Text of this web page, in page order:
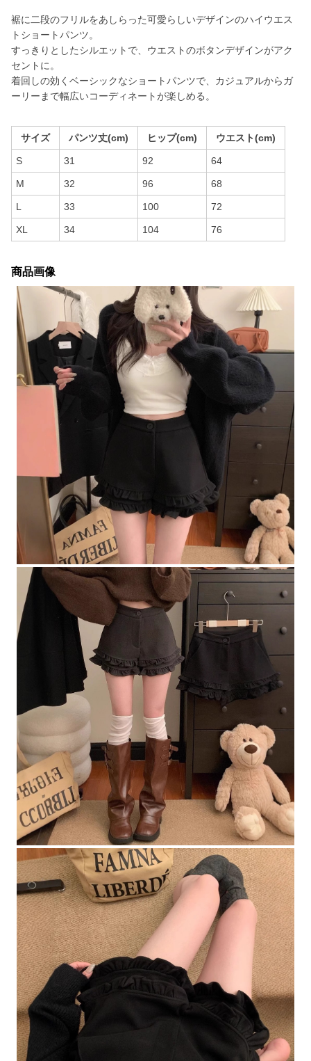
裾に二段のフリルをあしらった可愛らしいデザインのハイウエス
トショートパンツ。
すっきりとしたシルエットで、ウエストのボタンデザインがアク
セントに。
着回しの効くベーシックなショートパンツで、カジュアルからガ
ーリーまで幅広いコーディネートが楽しめる。
サイズ パンツ丈(cm) ヒップ(cm) ウエスト(cm)
S 31 92 64
M 32 96 68
L 33 100 72
XL 34 104 76
商品画像